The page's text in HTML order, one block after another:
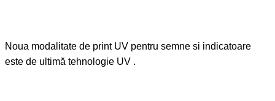
Noua modalitate de print UV pentru semne si indicatoare
este de ultimă tehnologie UV .